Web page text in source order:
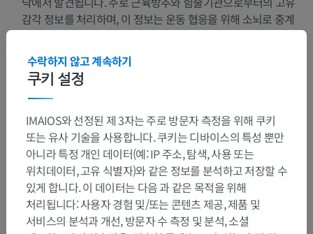
감각 정보를 처리하며, 이 정보는 운동 협응을 위해 소뇌로 중계
됩니다. 이는 척수소뇌로의 일부를 형성합니다.
내장들신경핵: Clarke 기둥의 가쪽에 위치하며, T1에서 L3까지
뻗어 있습니다. 내장(속장기)으로부터의 감각 입력을 받아 처리
합니다.
가쪽회색기둥(뿔):
가쪽회색기둥은 척수의 가슴부위(T1-L2/3)와 엉치부위(S2-S4)에
서만 존재하며, 자율신경계통에서 중요한 역할을 합니다.
가슴부위 및 위허리부위: 절전교감신경섬유를 발생시키는 중간
가쪽세포기둥을 포함합니다. 이 섬유들은 궁극적으로 심장박동
쿠키 설정
수락하지 않고 계속하기
IMAIOS와 선정된 제 3자는 주로 방문자 측정을 위해 쿠키
또는 유사 기술을 사용합니다. 쿠키는 디바이스의 특성 뿐만
아니라 특정 개인 데이터(예: IP 주소, 탐색, 사용 또는
위치데이터, 고유 식별자)와 같은 정보를 분석하고 저장할 수
있게 합니다. 이 데이터는 다음 과 같은 목적을 위해
처리됩니다: 사용자 경험 및/또는 콘텐츠 제공, 제품 및
서비스의 분석과 개선, 방문자 수 측정 및 분석, 소셜